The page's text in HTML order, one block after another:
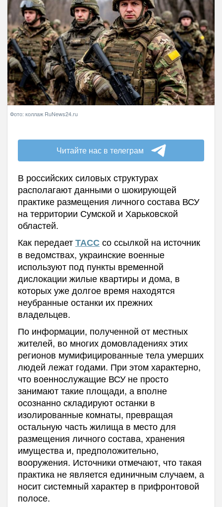
Фото: коллаж RuNews24.ru
Читайте нас в телеграм
В российских силовых структурах
располагают данными о шокирующей
практике размещения личного состава ВСУ
на территории Сумской и Харьковской
областей.
Как передаетТАССсо ссылкой на источник
в ведомствах, украинские военные
используют под пункты временной
дислокации жилые квартиры и дома, в
которых уже долгое время находятся
неубранные останки их прежних
владельцев.
По информации, полученной от местных
жителей, во многих домовладениях этих
регионов мумифицированные тела умерших
людей лежат годами. При этом характерно,
что военнослужащие ВСУ не просто
занимают такие площади, а вполне
осознанно складируют останки в
изолированные комнаты, превращая
остальную часть жилища в место для
размещения личного состава, хранения
имущества и, предположительно,
вооружения. Источники отмечают, что такая
практика не является единичным случаем, а
носит системный характер в прифронтовой
полосе.